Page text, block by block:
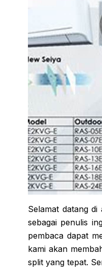
Selamat datang
sebagai penulis
pembaca dapat
kami akan
split yang tepat.